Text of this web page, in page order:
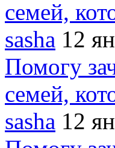
семей,
sasha 12
Помогу
семей,
sasha 12